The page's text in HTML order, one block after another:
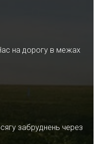
на дорогу в межах
забруднень через